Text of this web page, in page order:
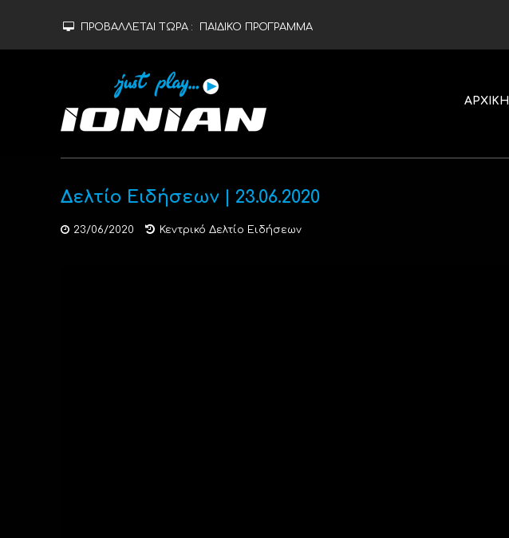
ΠΡΟΒΑΛΛΕΤΑΙ ΤΩΡΑ : ΠΑΙΔΙΚΟ ΠΡΟΓΡΑΜΜΑ
ΑΡΧΙΚΗ
Δελτίο Ειδήσεων | 23.06.2020
23/06/2020 Κεντρικό Δελτίο Ειδήσεων